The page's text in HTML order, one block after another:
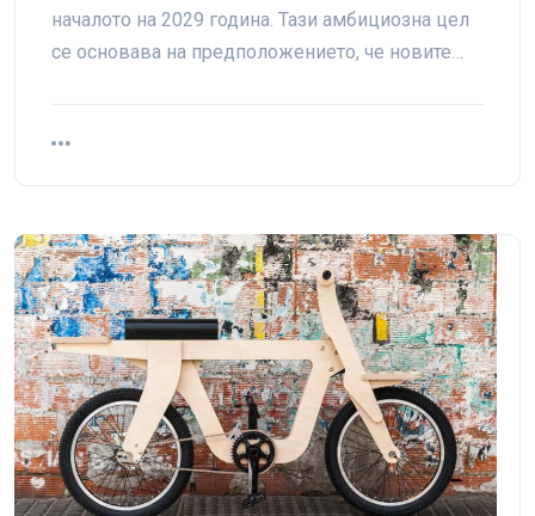
началото на 2029 година. Тази амбициозна цел
се основава на предположението, че новите…